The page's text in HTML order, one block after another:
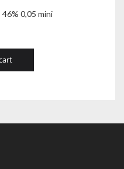
0,05 mini